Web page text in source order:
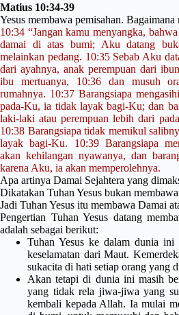
Matius 10:34-39
Yesus membawa pemisahan. Bagaimana
10:34 “Jangan kamu menyangka,
damai di atas bumi; Aku datang
melainkan pedang. 10:35 Sebab Aku
dari ayahnya, anak perempuan dari
ibu mertuanya, 10:36 dan musuh
rumahnya. 10:37 Barangsiapa
pada-Ku, ia tidak layak bagi-Ku; dan
laki-laki atau perempuan lebih dari
10:38 Barangsiapa tidak memikul
layak bagi-Ku. 10:39 Barangsiapa
akan kehilangan nyawanya, dan
karena Aku, ia akan memperolehnya.
Apa artinya Damai Sejahtera yang
Dikatakan Tuhan Yesus bukan
Jadi Tuhan Yesus itu membawa Damai
Pengertian Tuhan Yesus datang
adalah sebagai berikut:
Tuhan Yesus ke dalam dunia ini
keselamatan dari Maut.
sukacita di hati setiap orang yang
Akan tetapi di dunia ini masih
yang tidak rela jiwa-jiwa yang
kembali kepada Allah. Ia mulai